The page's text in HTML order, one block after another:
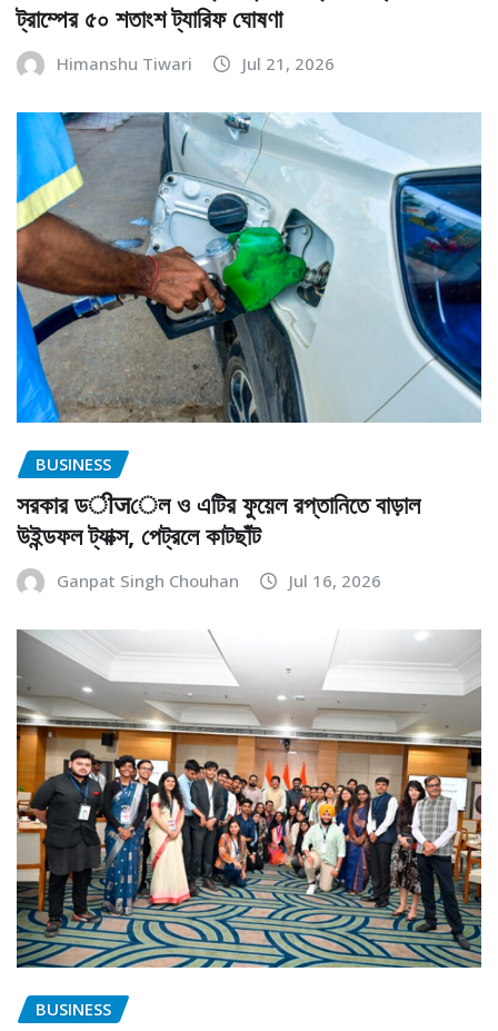
ট্রাম্পের ৫০ শতাংশ ট্যারিফ ঘোষণা
Himanshu Tiwari Jul 21, 2026
BUSINESS
সরকার ডीजেল ও এটির ফুয়েল রপ্তানিতে বাড়াল
উইন্ডফল ট্যাক্স, পেট্রলে কাটছাঁট
Ganpat Singh Chouhan Jul 16, 2026
BUSINESS